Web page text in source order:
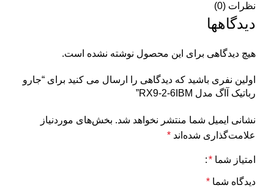
نظرات (0)
دیدگاهها
هیچ دیدگاهی برای این محصول نوشته نشده است.
اولین نفری باشید که دیدگاهی را ارسال می کنید برای “جارو
رباتیک آاگ مدل RX9-2-6IBM”
نشانی ایمیل شما منتشر نخواهد شد. بخش‌های موردنیاز
علامت‌گذاری شده‌اند *
امتیاز شما *
دیدگاه شما *